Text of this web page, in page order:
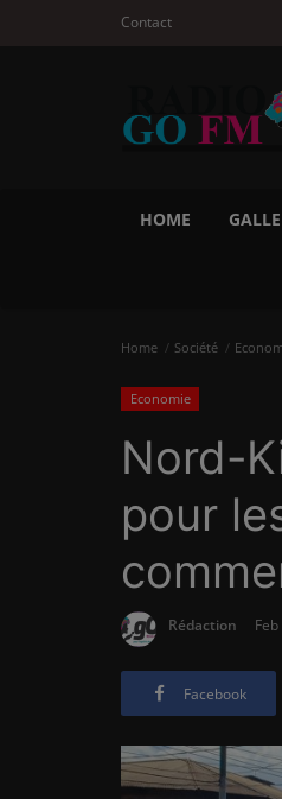
Contact
HOME
Home Société
Economie
Nord-
pour
Rédaction
Facebook